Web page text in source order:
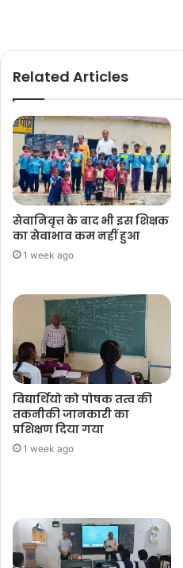
Related Articles
सेवानिवृत्त के बाद भी इस शिक्षक
का सेवाभाव कम नहीं हुआ
1 week ago
विद्यार्थियो को पोषक तत्व की
तकनीकी जानकारी का
प्रशिक्षण दिया गया
1 week ago